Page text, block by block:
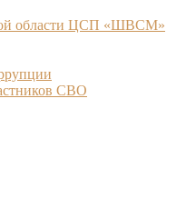
области ЦСП «ШВСМ»
СВО